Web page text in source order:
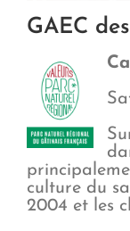
GAEC
culture du
2004 et les